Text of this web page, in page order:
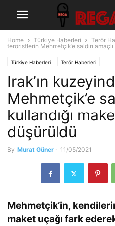
Home Türkiye Haberleri Terör
teröristlerin Mehmetçik’e saldırı
Türkiye Haberleri Terör Haberleri
Irak’ın
Mehmetçik’e
kullandığı
düşürüldü
By Murat Güner - 11/05/2021
Mehmetçik’in,
maket uçağı fark